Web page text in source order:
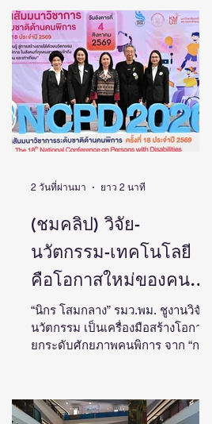
งานวิจัยสู่การพัฒนา
ประเทศ
และศิลปกรรมศาสตร์แห่ง
ประเทศไทย “รางวัลธัชชา” (TASSHA
Awards) ประจำปีงบประมาณ 2569
โดย ดร.วิภารัตน์ ดีอ่อง ผู้อำนวยการ
สำนักงานการวิจัยแห่งชาติ เป็น
ประธานในงานแถลงข่าวพร้อมด้วย
คณะผู้บริหาร ผู้ทรงคุณวุฒิ วช. นัก
วิจัย และผู้สนใจเข้าร่วม ณ ศูนย์
สารสนเทศกลางด้านวิทยาศาสตร์
แห่งชาติ ดร.วิภารัตน์ ดีอ
(ชมคลิป) วิจัย-
นวัตกรรม-เทคโนโลยี
คือโอกาสใหม่ของคน
พิการไทย และพลังขับ
เคลื่อนเศรษฐกิจประเทศ
“นิกร โสมกลาง” รมว.พม. ชูงานวิจัย-
นวัตกรรม เป็นเครื่องมือสร้างโอกาส
ยกระดับศักยภาพคนพิการ จาก “การ
สร้างสังคมที่ทุกคนเข้าถึง มีส่วนร่วม
เติบโตไปด้วยกัน วันที่ 4 สิงหาคม
2 วันที่ผ่านมา ยาว 2 นาที